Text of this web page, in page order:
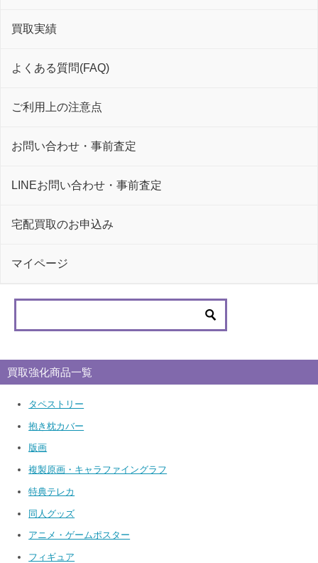
買取実績
よくある質問(FAQ)
ご利用上の注意点
お問い合わせ・事前査定
LINEお問い合わせ・事前査定
宅配買取のお申込み
マイページ
買取強化商品一覧
タペストリー
抱き枕カバー
版画
複製原画・キャラファイングラフ
特典テレカ
同人グッズ
アニメ・ゲームポスター
フィギュア